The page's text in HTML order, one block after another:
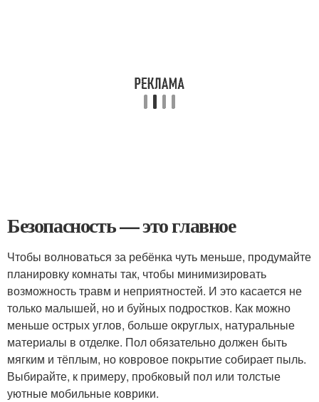
Безопасность — это главное
Чтобы волноваться за ребёнка чуть меньше, продумайте
планировку комнаты так, чтобы минимизировать
возможность травм и неприятностей. И это касается не
только малышей, но и буйных подростков. Как можно
меньше острых углов, больше округлых, натуральные
материалы в отделке. Пол обязательно должен быть
мягким и тёплым, но ковровое покрытие собирает пыль.
Выбирайте, к примеру, пробковый пол или толстые
уютные мобильные коврики.